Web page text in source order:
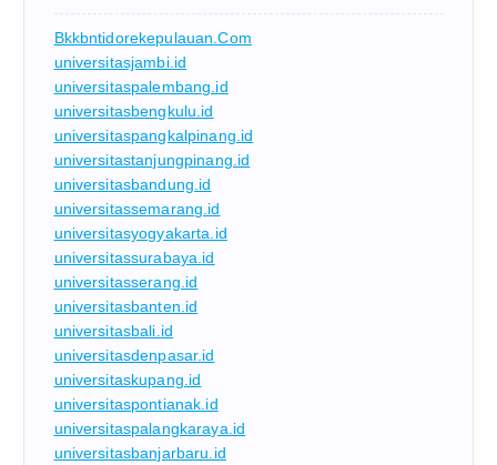
Bkkbntidorekepulauan.com
universitasjambi.id
universitaspalembang.id
universitasbengkulu.id
universitaspangkalpinang.id
universitastanjungpinang.id
universitasbandung.id
universitassemarang.id
universitasyogyakarta.id
universitassurabaya.id
universitasserang.id
universitasbanten.id
universitasbali.id
universitasdenpasar.id
universitaskupang.id
universitaspontianak.id
universitaspalangkaraya.id
universitasbanjarbaru.id